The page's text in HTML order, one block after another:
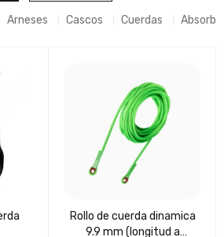
Rollo de cuerda dinamica
9.9 mm (longitud a
Arneses Cascos Cuerdas